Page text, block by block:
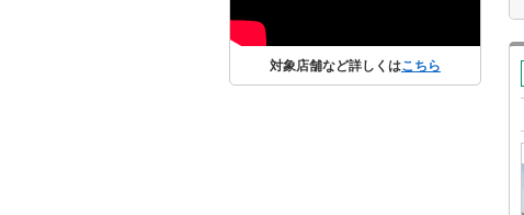
対象店舗など詳しくはこちら